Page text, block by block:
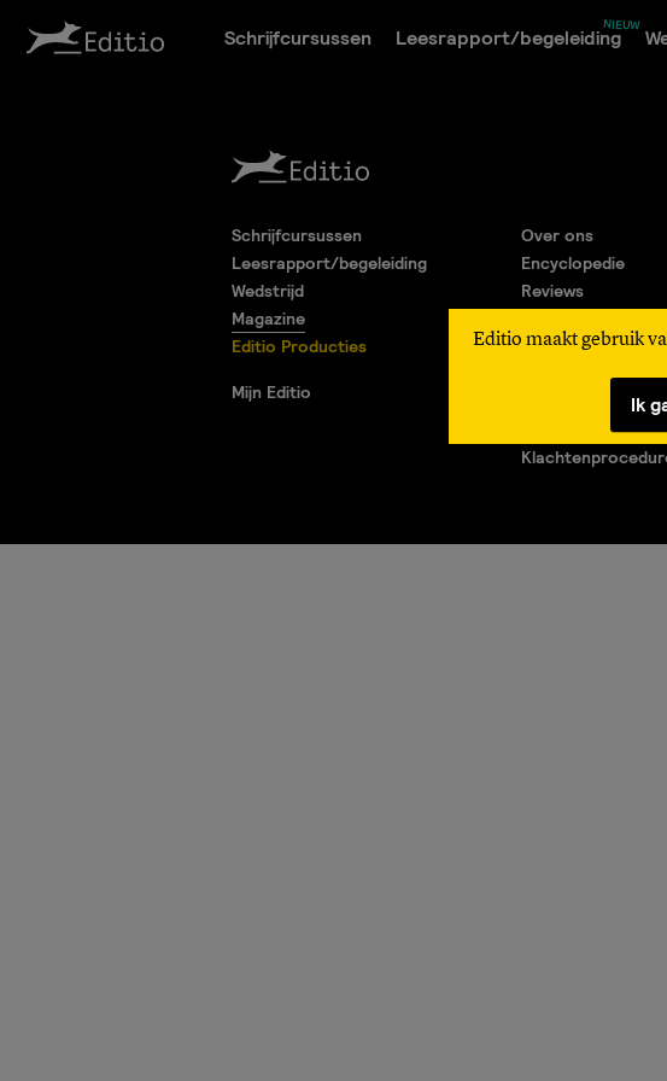
Schrijfcursussen Leesrapport/begeleiding
Editio maakt gebruik
Ik
Schrijfcursussen
Leesrapport/begeleiding
Wedstrijd
Magazine
Editio Producties
Mijn Editio
Over ons
Encyclopedie
Reviews
Algemene
Privacy Statement
Vragen & Contact